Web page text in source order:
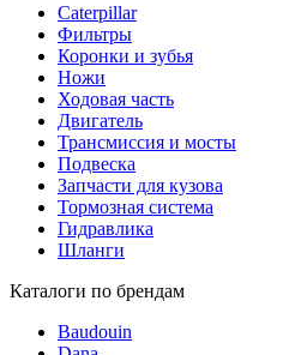
Caterpillar
Фильтры
Коронки и зубья
Ножи
Ходовая часть
Двигатель
Трансмиссия и мосты
Подвеска
Запчасти для кузова
Тормозная система
Гидравлика
Шланги
Каталоги по брендам
Baudouin